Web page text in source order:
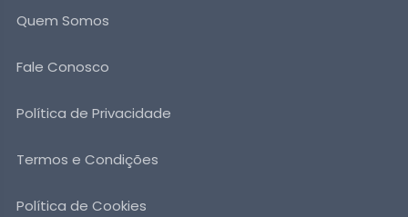
Quem Somos
Fale Conosco
Política de Privacidade
Termos e Condições
Política de Cookies